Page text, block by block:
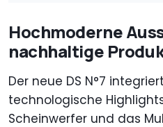
Hochmoderne
nachhaltige
Der neue DS N°7
technologische
Scheinwerfer und das